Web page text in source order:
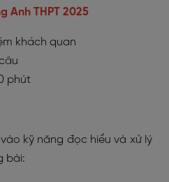
Anh THPT 2025
khách quan
phút
kỹ năng đọc hiểu và xử lý
bài: